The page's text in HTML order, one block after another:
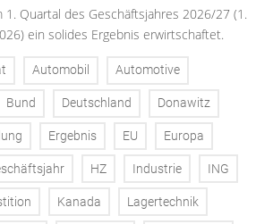
1. Quartal des Geschäftsjahres 2026/27 (1.
ein solides Ergebnis erwirtschaftet.
Automobil Automotive
Bund Deutschland Donawitz
Ergebnis EU Europa
HZ Industrie ING
Kanada Lagertechnik